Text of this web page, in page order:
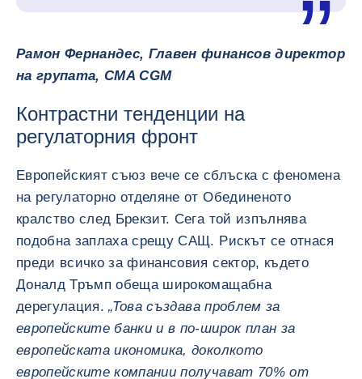
Рамон Фернандес, Главен финансов директор
на групата, CMA CGM
Контрастни тенденции на
регулаторния фронт
Европейският съюз вече се сблъска с феномена
на регулаторно отделяне от Обединеното
кралство след Брекзит. Сега той изпълнява
подобна заплаха срещу САЩ. Рискът се отнася
преди всичко за финансовия сектор, където
Доналд Тръмп обеща широкомащабна
дерегулация.„Това създава проблем за
европейските банки и в по-широк план за
европейската икономика, доколкото
европейските компании получават 70% от